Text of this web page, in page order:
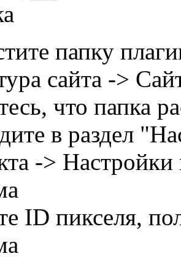
папку
сайта ->
что папка
в раздел
->
ID пикселя,